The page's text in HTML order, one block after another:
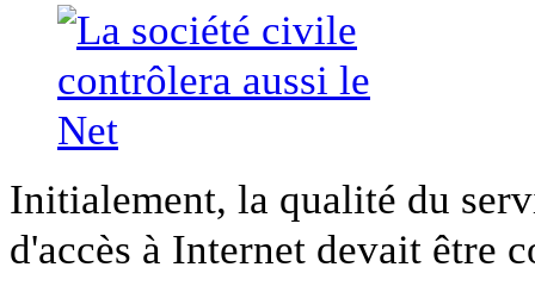
Initialement, la qualité du
d'accès à Internet devait être